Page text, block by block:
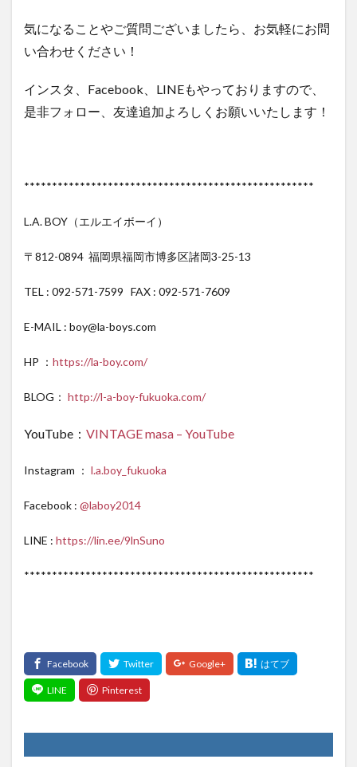
気になることやご質問ございましたら、お気軽にお問
い合わせください！
インスタ、Facebook、LINEもやっておりますので、
是非フォロー、友達追加よろしくお願いいたします！
****************************************************
L.A. BOY（エルエイボーイ）
〒812-0894 福岡県福岡市博多区諸岡3-25-13
TEL : 092-571-7599 FAX : 092-571-7609
E-MAIL : boy@la-boys.com
HP ： https://la-boy.com/
BLOG： http://l-a-boy-fukuoka.com/
YouTube： VINTAGE masa – YouTube
Instagram ： l.a.boy_fukuoka
Facebook : @laboy2014
LINE : https://lin.ee/9lnSuno
****************************************************